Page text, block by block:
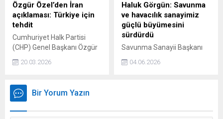
Özgür Özel’den İran
açıklaması: Türkiye için
tehdit
Cumhuriyet Halk Partisi
(CHP) Genel Başkanı Özgür
Özel, İran savaşına ilişkin
değerlendirmelerde
20.03.2026
Haluk Görgün: Savunma
ve havacılık sanayimiz
güçlü büyümesini
sürdürdü
Savunma Sanayii Başkanı
Haluk Görgün, Savunma ve
havacılık sanayimiz mayıs
04.06.2026
Bir Yorum Yazın